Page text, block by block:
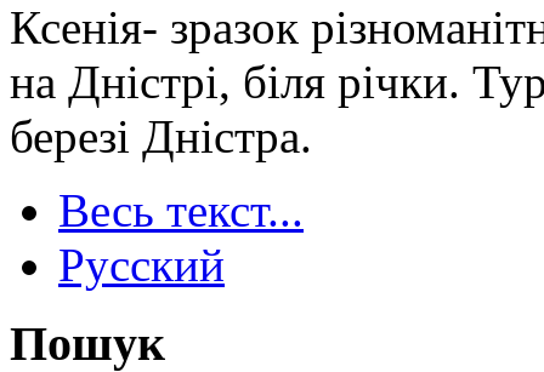
Ксенія- зразок
на Дністрі, біля річки.
березі Дністра.
Весь текст...
Русский
Пошук